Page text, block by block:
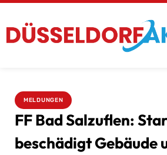
MELDUNGEN
FF Bad Salzuflen:
beschädigt Gebäude